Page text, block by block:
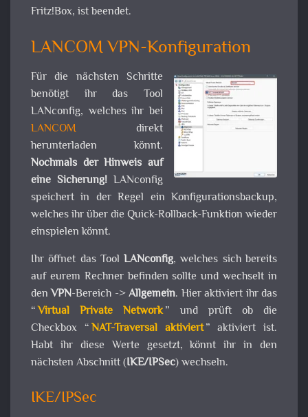
Fritz!Box, ist beendet.
LANCOM VPN-Konfiguration
Für die nächsten Schritte
benötigt ihr das Tool
LANconfig, welches ihr bei
LANCOM direkt
herunterladen könnt.
Nochmals der Hinweis auf
eine Sicherung! LANconfig
speichert in der Regel ein Konfigurationsbackup,
welches ihr über die Quick-Rollback-Funktion wieder
einspielen könnt.
Ihr öffnet das ToolLANconfig, welches sich bereits
auf eurem Rechner befinden sollte und wechselt in
denVPN-Bereich ->Allgemein. Hier aktiviert ihr das
“Virtual Private Network” und prüft ob die
Checkbox “NAT-Traversal aktiviert” aktiviert ist.
Habt ihr diese Werte gesetzt, könnt ihr in den
nächsten Abschnitt (IKE/IPSec) wechseln.
IKE/IPSec